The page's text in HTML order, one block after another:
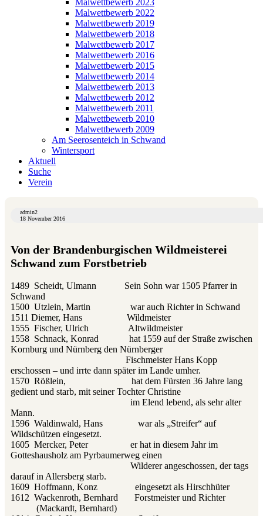
Malwettbewerb 2022
Malwettbewerb 2019
Malwettbewerb 2018
Malwettbewerb 2017
Malwettbewerb 2016
Malwettbewerb 2015
Malwettbewerb 2014
Malwettbewerb 2013
Malwettbewerb 2012
Malwettbewerb 2011
Malwettbewerb 2010
Malwettbewerb 2009
Am Seerosenteich in Schwand
Wintersport
Aktuell
Suche
Verein
admin2
18 November 2016
Von der Brandenburgischen Wildmeisterei
Schwand zum Forstbetrieb
1489 Scheidt, Ulmann Sein Sohn war 1505 Pfarrer in
Schwand
1500 Utzlein, Martin war auch Richter in Schwand
1511 Diemer, Hans Wildmeister
1555 Fischer, Ulrich Altwildmeister
1558 Schnack, Konrad hat 1559 auf der Straße zwischen
Kornburg und Nürnberg den Nürnberger
Fischmeister Hans Kopp
erschossen – und irrte dann später im Lande umher.
1570 Rößlein, hat dem Fürsten 36 Jahre lang
gedient und starb, mit seiner Tochter Christine
im Elend lebend, als sehr alter
Mann.
1596 Waldinwald, Hans war als „Streifer“ auf
Wildschützen eingesetzt.
1605 Mercker, Peter er hat in diesem Jahr im
Gotteshausholz am Pyrbaumerweg einen
Wilderer angeschossen, der tags
darauf in Allersberg starb.
1609 Hoffmann, Konz eingesetzt als Hirschhüter
1612 Wackenroth, Bernhard Forstmeister und Richter
(Mackardt, Bernhard)